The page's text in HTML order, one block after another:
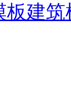
板建筑